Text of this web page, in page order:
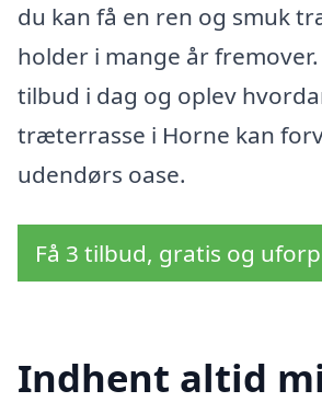
du kan få en ren og smuk
holder i mange år
tilbud i dag og oplev
træterrasse i Horne kan
udendørs oase.
Få 3 tilbud, gratis og
Indhent altid